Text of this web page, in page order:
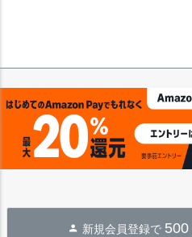
新規会員登録で 500